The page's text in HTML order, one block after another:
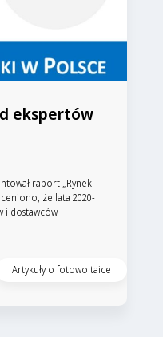
ekspertów
raport „Rynek
że lata 2020-
i dostawców
Artykuły o fotowoltaice